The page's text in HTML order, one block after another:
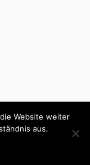
Website weiter
aus.